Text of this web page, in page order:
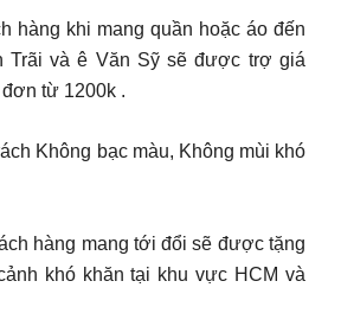
hàng khi mang quần hoặc áo đến
Trãi và ê Văn Sỹ sẽ được trợ giá
từ 1200k .
Không bạc màu, Không mùi khó
hàng mang tới đổi sẽ được tặng
khó khăn tại khu vực HCM và